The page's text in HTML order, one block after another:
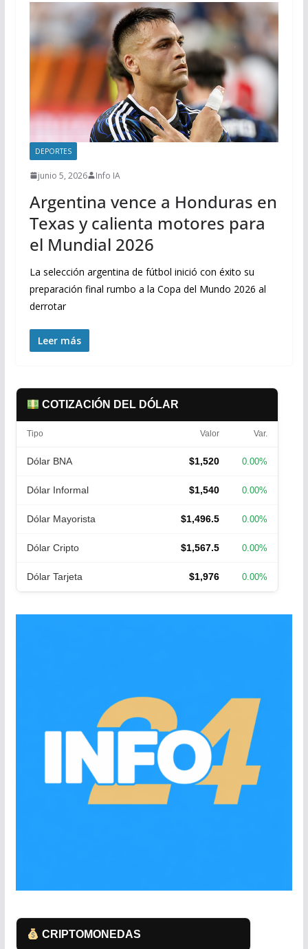
DEPORTES
junio 5, 2026 Info IA
Argentina vence a Honduras en
Texas y calienta motores para
el Mundial 2026
La selección argentina de fútbol inició con éxito su
preparación final rumbo a la Copa del Mundo 2026 al
derrotar
Leer más
COTIZACIÓN DEL DÓLAR
Tipo Valor Var.
Dólar BNA $1,520 0.00%
Dólar Informal $1,540 0.00%
Dólar Mayorista $1,496.5 0.00%
Dólar Cripto $1,567.5 0.00%
Dólar Tarjeta $1,976 0.00%
CRIPTOMONEDAS